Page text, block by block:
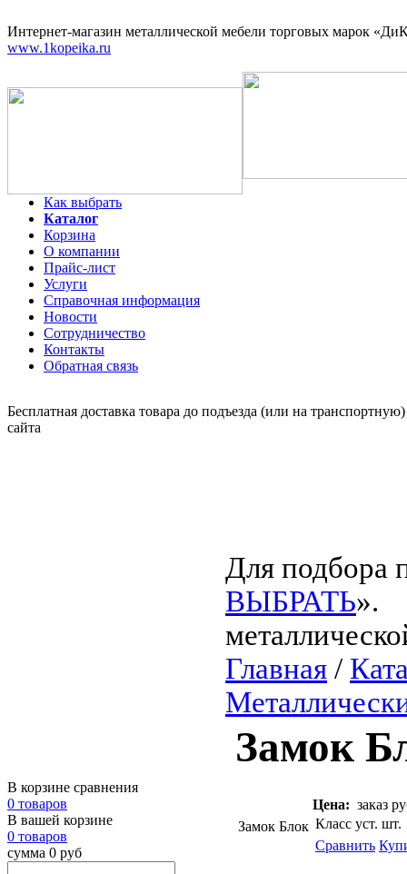
Интернет-магазин металлической мебели торговых марок
www.1kopeika.ru
Как выбрать
Каталог
Корзина
О компании
Прайс-лист
Услуги
Справочная информация
Новости
Сотрудничество
Контакты
Обратная связь
Бесплатная доставка товара до подъезда (или на
сайта
В корзине сравнения
0 товаров
В вашей корзине
0 товаров
сумма 0 руб
Для подбора
ВЫБРАТЬ».
Главная /
Замок
Замок Блок
Цена: заказ
Класс уст. шт.
Сравнить